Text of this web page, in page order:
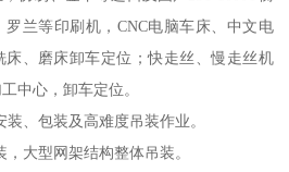
兰等印刷机，CNC电脑车床、中文电
床、磨床卸车定位；快走丝、慢走丝机
中心，卸车定位。
、包装及高难度吊装作业。
大型网架结构整体吊装。